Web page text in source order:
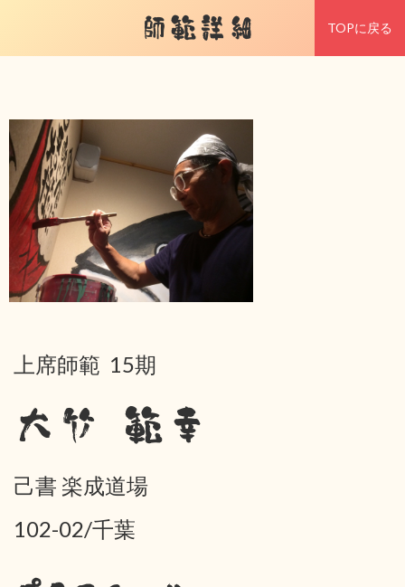
師範詳細 TOPに戻る
上席師範 15期
大竹 範幸
己書 楽成道場
102-02/千葉